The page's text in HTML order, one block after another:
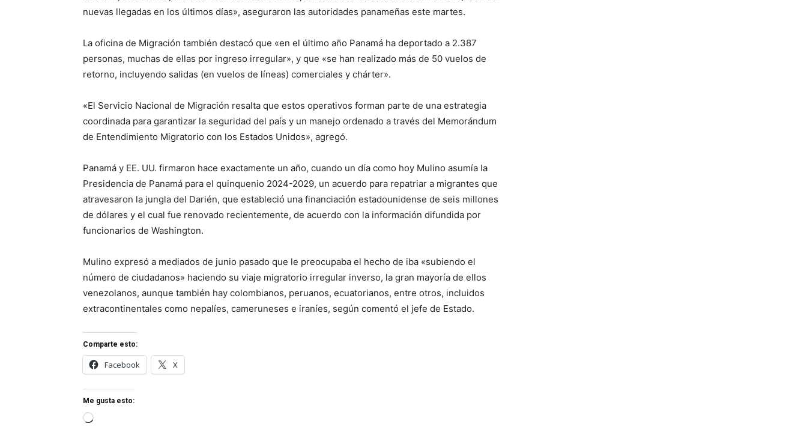
nuevas llegadas en los últimos días», aseguraron las autoridades panameñas este martes.
La oficina de Migración también destacó que «en el último año Panamá ha deportado a 2.387
personas, muchas de ellas por ingreso irregular», y que «se han realizado más de 50 vuelos de
retorno, incluyendo salidas (en vuelos de líneas) comerciales y chárter».
«El Servicio Nacional de Migración resalta que estos operativos forman parte de una estrategia
coordinada para garantizar la seguridad del país y un manejo ordenado a través del Memorándum
de Entendimiento Migratorio con los Estados Unidos», agregó.
Panamá y EE. UU. firmaron hace exactamente un año, cuando un día como hoy Mulino asumía la
Presidencia de Panamá para el quinquenio 2024-2029, un acuerdo para repatriar a migrantes que
atravesaron la jungla del Darién, que estableció una financiación estadounidense de seis millones
de dólares y el cual fue renovado recientemente, de acuerdo con la información difundida por
funcionarios de Washington.
Mulino expresó a mediados de junio pasado que le preocupaba el hecho de iba «subiendo el
número de ciudadanos» haciendo su viaje migratorio irregular inverso, la gran mayoría de ellos
venezolanos, aunque también hay colombianos, peruanos, ecuatorianos, entre otros, incluidos
extracontinentales como nepalíes, cameruneses e iraníes, según comentó el jefe de Estado.
Comparte esto:
Facebook X
Me gusta esto:
Cargando...